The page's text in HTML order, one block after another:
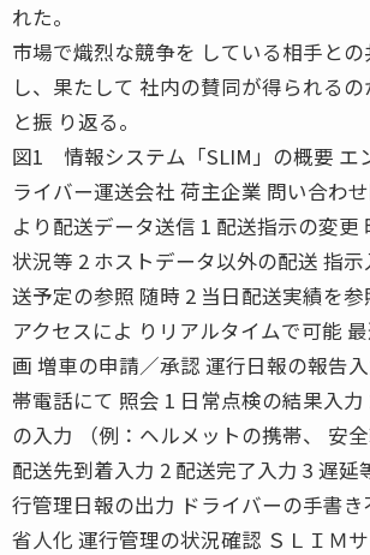
れた。
市場で熾烈な競争を している相手と
し、果たして 社内の賛同が得られるの
と振 り返る。
図1 情報システム「SLIM」の概要 エ
ライバー運送会社 荷主企業 問い合わ
より配送データ送信 1 配送指示の変更
状況等 2 ホストデータ以外の配送 指
送予定の参照 随時 2 当日配送実績を
アクセスによ りリアルタイムで可能
画 増車の申請／承認 運行日報の報告
帯電話にて 照会 1 日常点検の結果入
の入力 （例：ヘルメットの携帯、 安
配送先到着入力 2 配送完了入力 3 遅延
行管理日報の出力 ドライバーの手書
省人化 運行管理の状況確認 ＳＬＩＭ